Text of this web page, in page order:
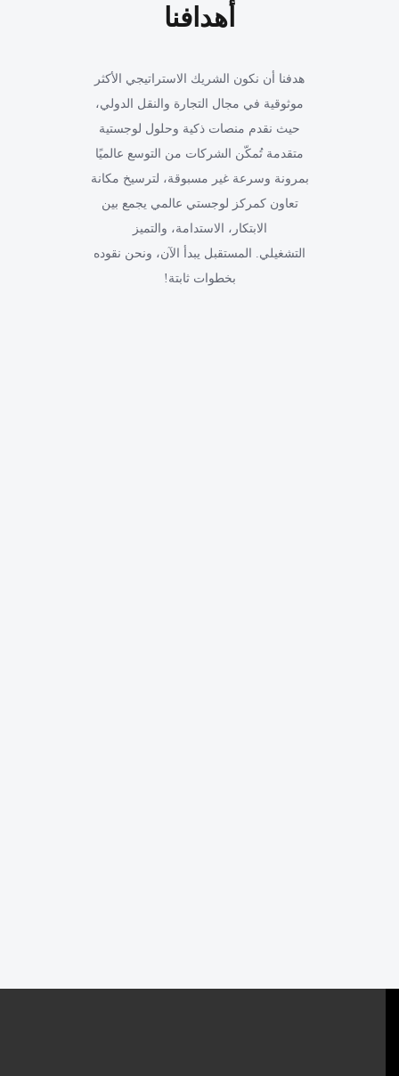
أهدافنا
هدفنا أن نكون الشريك الاستراتيجي الأكثر
موثوقية في مجال التجارة والنقل الدولي،
حيث نقدم منصات ذكية وحلول لوجستية
متقدمة تُمكّن الشركات من التوسع عالميًا
بمرونة وسرعة غير مسبوقة، لترسيخ مكانة
تعاون كمركز لوجستي عالمي يجمع بين
الابتكار، الاستدامة، والتميز
التشغيلي. المستقبل يبدأ الآن، ونحن نقوده
بخطوات ثابتة!